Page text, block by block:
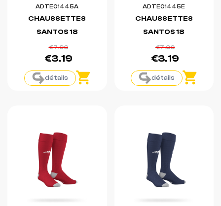
ADTE01445A
CHAUSSETTES
SANTOS 18
€7.96
€3.19
détails
ADTE01445E
CHAUSSETTES
SANTOS 18
€7.96
€3.19
détails